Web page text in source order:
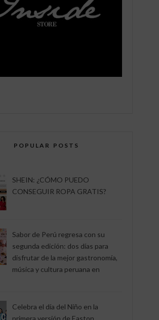
POPULAR POSTS
SHEIN: ¿CÓMO PUEDO
CONSEGUIR ROPA GRATIS?
Sabor de Perú regresa con su
segunda edición: dos días para
disfrutar de la mejor gastronomía,
música y cultura peruana en
Celebra el día del Niño en la
primera versión de Easton